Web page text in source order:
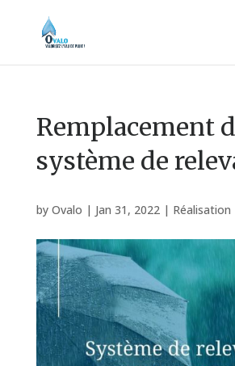
Remplacement
système de
by Ovalo | Jan 31, 2022| Réalisation